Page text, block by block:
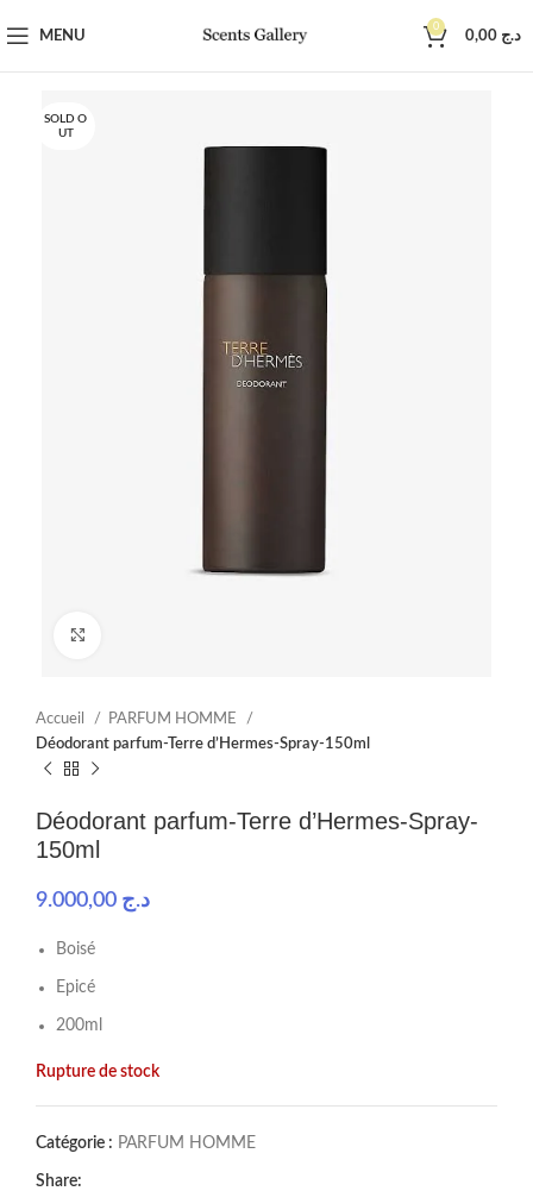
MENU
0
د.ج
SOLD O
UT
Accueil
PARFUM HOMME
Déodorant parfum-Terre d’Hermes-Spray-150ml
Déodorant parfum-Terre d’Hermes-Spray-
150ml
د.ج
Boisé
Epicé
200ml
Rupture de stock
Catégorie : PARFUM HOMME
Share: